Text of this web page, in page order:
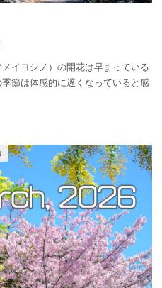
イヨシノ）の開花は早まっている
節は体感的に遅くなっていると感